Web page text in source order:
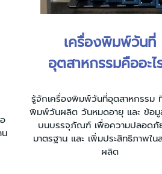
น
เครื่องพิมพ์วันที่
อุตสาหกรรมคืออะไ
รู้จักเครื่องพิมพ์วันที่อุตสาหกรรม
พิมพ์วันผลิต วันหมดอายุ และ ข้อ
บนบรรจุภัณฑ์ เพื่อความปลอดภั
มาตรฐาน และ เพิ่มประสิทธิภาพใน
ผลิต